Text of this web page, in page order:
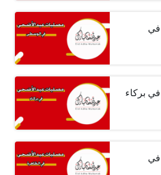
في
بركاء
في